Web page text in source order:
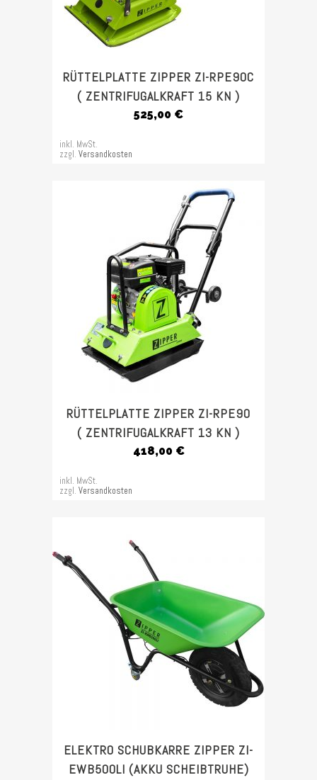
RÜTTELPLATTE ZIPPER ZI-RPE90C
( ZENTRIFUGALKRAFT 15 KN )
525,00 €
inkl. MwSt.
zzgl. Versandkosten
RÜTTELPLATTE ZIPPER ZI-RPE90
( ZENTRIFUGALKRAFT 13 KN )
418,00 €
inkl. MwSt.
zzgl. Versandkosten
ELEKTRO SCHUBKARRE ZIPPER ZI-
EWB500LI (AKKU SCHEIBTRUHE)